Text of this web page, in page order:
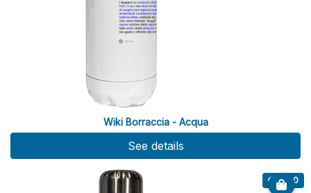
Wiki Borraccia - Acqua
See details
€ 20.00